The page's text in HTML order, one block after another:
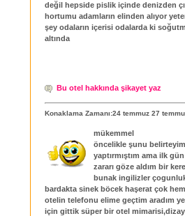
değil hepside pislik içinde denizden
hortumu adamların elinden alıyor
şey odaların içerisi odalarda ki
altında
Bu otel hakkında şikayet yaz
Konaklama Zamanı:24 temmuz 27
mükemmel
öncelikle şunu
yaptırmıştım ama ilk
zararı göze aldım bir
bunak ingilizler
bardakta sinek böcek haşerat çok
otelin telefonu elime geçtim aradım
için gittik süper bir otel